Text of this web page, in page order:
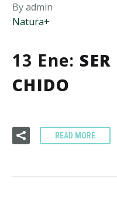
By admin
Natura+
13 Ene:
CHIDO
READ MORE